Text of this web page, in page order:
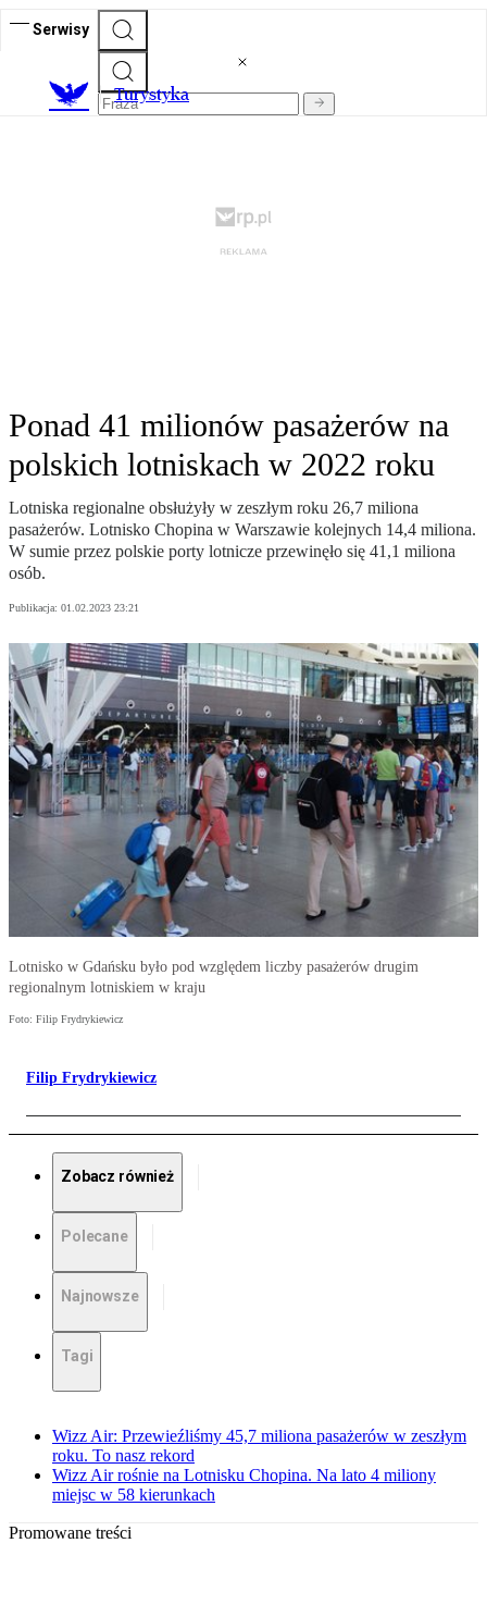
Serwisy
Turystyka
Ponad 41 milionów pasażerów na
polskich lotniskach w 2022 roku
Lotniska regionalne obsłużyły w zeszłym roku 26,7 miliona
pasażerów. Lotnisko Chopina w Warszawie kolejnych 14,4 miliona.
W sumie przez polskie porty lotnicze przewinęło się 41,1 miliona
osób.
Publikacja: 01.02.2023 23:21
Lotnisko w Gdańsku było pod względem liczby pasażerów drugim
regionalnym lotniskiem w kraju
Foto: Filip Frydrykiewicz
Filip Frydrykiewicz
Zobacz również
Polecane
Najnowsze
Tagi
Wizz Air: Przewieźliśmy 45,7 miliona pasażerów w zeszłym
roku. To nasz rekord
Wizz Air rośnie na Lotnisku Chopina. Na lato 4 miliony
miejsc w 58 kierunkach
Promowane treści